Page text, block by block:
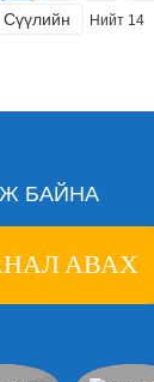
Сүүлийн Нийт 14
БАЙНА
АВАХ